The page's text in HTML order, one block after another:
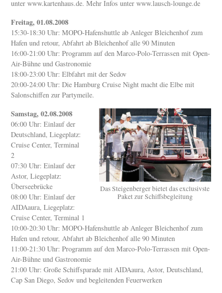
unter www.kartenhaus.de. Mehr Infos unter www.lausch-lounge.de
Freitag, 01.08.2008
15:30-18:30 Uhr: MOPO-Hafenshuttle ab Anleger Bleichenhof zum
Hafen und retour, Abfahrt ab Bleichenhof alle 90 Minuten
16:00-21:00 Uhr: Programm auf den Marco-Polo-Terrassen mit Open-
Air-Bühne und Gastronomie
18:00-23:00 Uhr: Elbfahrt mit der Sedov
20:00-24:00 Uhr: Die Hamburg Cruise Night macht die Elbe mit
Salonschiffen zur Partymeile.
Das Steigenberger bietet das exclusivste
Paket zur Schiffsbegleitung
Samstag, 02.08.2008
06:00 Uhr: Einlauf der
Deutschland, Liegeplatz:
Cruise Center, Terminal
2
07:30 Uhr: Einlauf der
Astor, Liegeplatz:
Überseebrücke
08:00 Uhr: Einlauf der
AIDAaura, Liegeplatz:
Cruise Center, Terminal 1
10:00-20:30 Uhr: MOPO-Hafenshuttle ab Anleger Bleichenhof zum
Hafen und retour, Abfahrt ab Bleichenhof alle 90 Minuten
11:00-21:30 Uhr: Programm auf den Marco-Polo-Terrassen mit Open-
Air-Bühne und Gastronomie
21:00 Uhr: Große Schiffsparade mit AIDAaura, Astor, Deutschland,
Cap San Diego, Sedov und begleitenden Feuerwerken